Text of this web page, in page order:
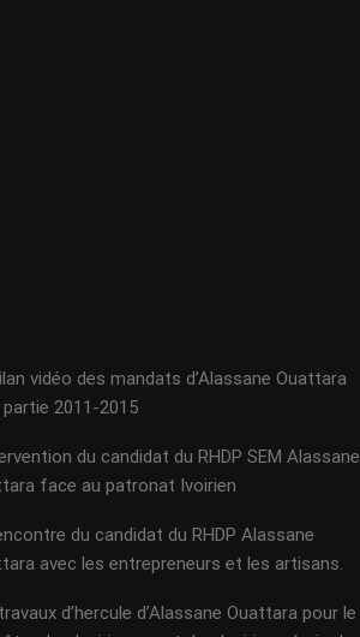
vidéo des mandats d’Alassane Ouattara
partie 2011-2015
du candidat du RHDP SEM Alassane
face au patronat Ivoirien
du candidat du RHDP Alassane
avec les entrepreneurs et les artisans.
d’hercule d’Alassane Ouattara pour le